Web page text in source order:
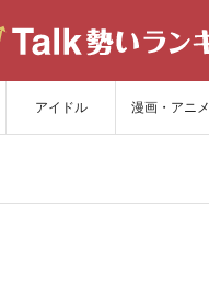
アイドル 漫画・アニメ